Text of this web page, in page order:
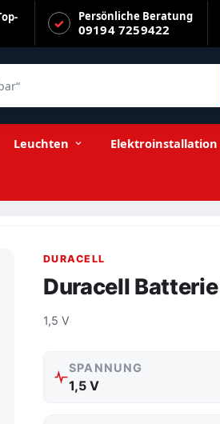
Persönliche Beratung
09194 7259422
Leuchten Elektroinstallation
DURACELL
Duracell
1,5 V
SPANNUNG
1,5 V